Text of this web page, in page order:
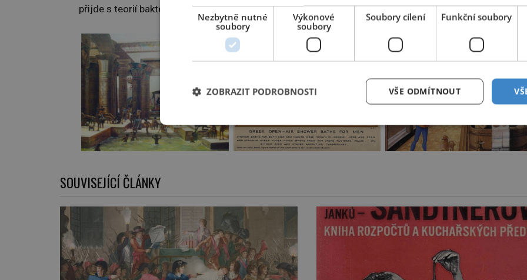
přijde s teorií bakterií a stane se tak průkopníkem hygieny v medicíně i běžném životě.
SOUVISEJÍCÍ ČLÁNKY
Nezbytně nutné
soubory
Výkonové
soubory
Soubory cílení Funkční soubory
VŠE ODMÍTNOUT
ZOBRAZIT PODROBNOSTI